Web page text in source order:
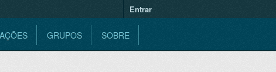
Entrar
GRUPOS SOBRE